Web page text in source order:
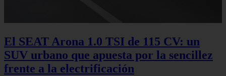
El SEAT Arona 1.0 TSI de 115 CV: un
SUV urbano que apuesta por la sencillez
frente a la electrificación